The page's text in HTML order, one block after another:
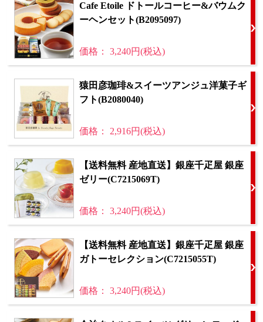
Cafe Etoile ドトールコーヒー&バウムク
ーヘンセット(B2095097)
価格： 3,240円(税込)
猿田彦珈琲&スイーツアンジュ洋菓子ギ
フト(B2080040)
価格： 2,916円(税込)
【送料無料 産地直送】銀座千疋屋 銀座
ゼリー(C7215069T)
価格： 3,240円(税込)
【送料無料 産地直送】銀座千疋屋 銀座
ガトーセレクション(C7215055T)
価格： 3,240円(税込)